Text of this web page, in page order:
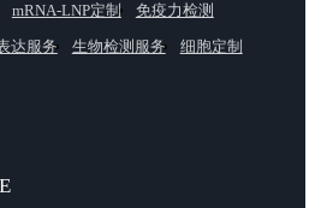
mRNA-LNP定制
免疫力检测
达服务 生物检测服务 细胞定制